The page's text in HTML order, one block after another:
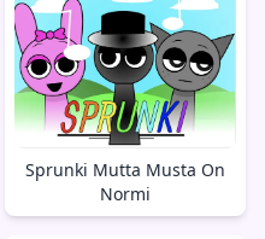
Sprunki Mutta Musta On
Normi